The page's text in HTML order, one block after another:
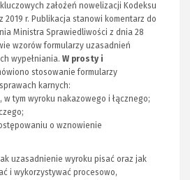
założeń nowelizacji Kodeksu
2019 r. Publikacja stanowi komentarz do
Ministra Sprawiedliwości z dnia 28
wzorów formularzy uzasadnień
wypełniania. W prosty i
stosowanie formularzy
karnych:
w tym wyroku nakazowego i łącznego;
o wznowienie
uzasadnienie wyroku pisać oraz jak
i wykorzystywać procesowo,